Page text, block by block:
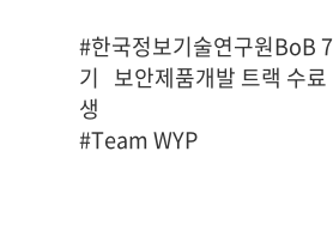
#한국정보기술연구원BoB 7
기   보안제품개발 트랙 수료
생
#Team WYP